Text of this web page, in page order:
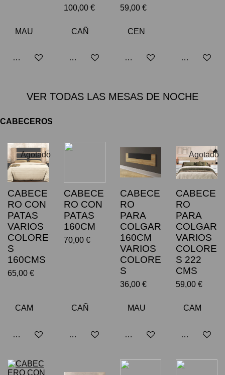
Añadir al carrito
100,00 €
Añadir al carrito
59,00 €
Añadir al carrito Añadir al
VER TODAS LAS MESAS DE NOCHE
CABECEROS
Agotado
CABECE
RO CON
PATAS
VARIOS
COLORE
S
160CMS
65,00 €
Avisarme cuando esté disponible
CABECE
RO CON
PATAS
160CM
70,00 €
Añadir al carrito
CABECE
RO
PARA
COLGAR
160CM
VARIOS
COLORE
S
36,00 €
Añadir al carrito
Agotado
CABECE
RO
PARA
COLGAR
VARIOS
COLORE
S 222
CMS
59,00 €
Avisarme